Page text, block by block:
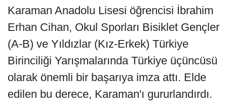
Karaman Anadolu Lisesi öğrencisi İbrahim
Erhan Cihan, Okul Sporları Bisiklet Gençler
(A-B) ve Yıldızlar (Kız-Erkek) Türkiye
Birinciliği Yarışmalarında Türkiye üçüncüsü
olarak önemli bir başarıya imza attı. Elde
edilen bu derece, Karaman'ı gururlandırdı.